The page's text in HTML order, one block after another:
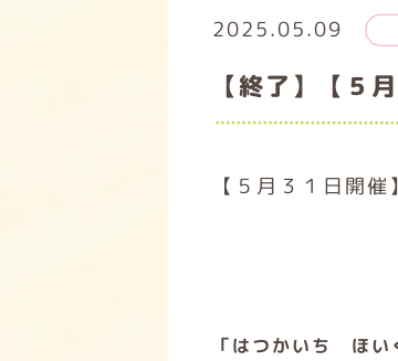
2025.05.09
【終了】【５
【５月３１日開
「はつかいち ほい